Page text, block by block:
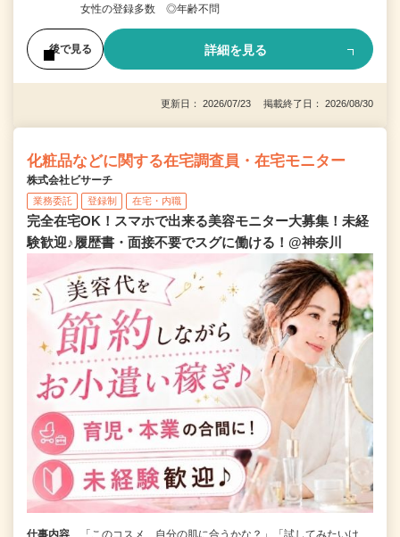
女性の登録多数 ◎年齢不問
後で見る 詳細を見る
更新日： 2026/07/23 掲載終了日： 2026/08/30
化粧品などに関する在宅調査員・在宅モニター
株式会社ビサーチ
業務委託 登録制 在宅・内職
完全在宅OK！スマホで出来る美容モニター大募集！未経
験歓迎♪履歴書・面接不要でスグに働ける！@神奈川